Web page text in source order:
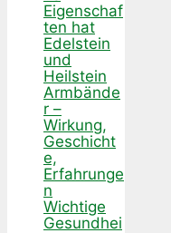
Eigenschaf
ten hat
Edelstein
und
Heilstein
Armbände
r –
Wirkung,
Geschicht
e,
Erfahrunge
n
Wichtige
Gesundhei